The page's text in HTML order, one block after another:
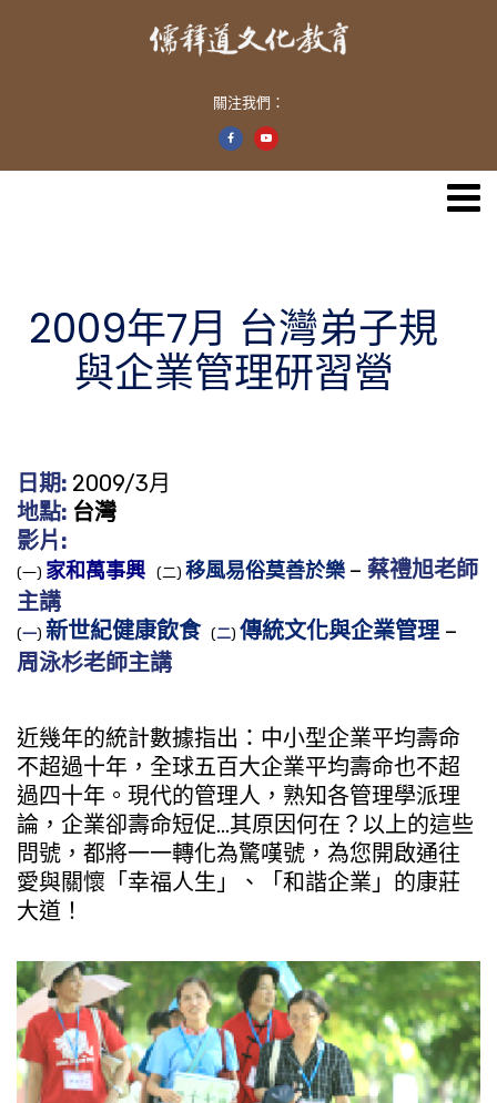
關注我們：
2009年7月 台灣弟子規
與企業管理研習營
日期: 2009/3月
地點: 台灣
影片:
(一) 家和萬事興 (二) 移風易俗莫善於樂 – 蔡禮旭老師
主講
(一) 新世紀健康飲食 (二) 傳統文化與企業管理 –
周泳杉老師主講
近幾年的統計數據指出：中小型企業平均壽命
不超過十年，全球五百大企業平均壽命也不超
過四十年。現代的管理人，熟知各管理學派理
論，企業卻壽命短促…其原因何在？以上的這些
問號，都將一一轉化為驚嘆號，為您開啟通往
愛與關懷「幸福人生」、「和諧企業」的康莊
大道！